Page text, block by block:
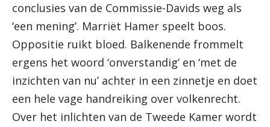
conclusies van de Commissie-Davids weg als
‘een mening’. Marriët Hamer speelt boos.
Oppositie ruikt bloed. Balkenende frommelt
ergens het woord ‘onverstandig’ en ‘met de
inzichten van nu’ achter in een zinnetje en doet
een hele vage handreiking over volkenrecht.
Over het inlichten van de Tweede Kamer wordt